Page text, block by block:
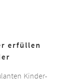
erfüllen
Kinder-